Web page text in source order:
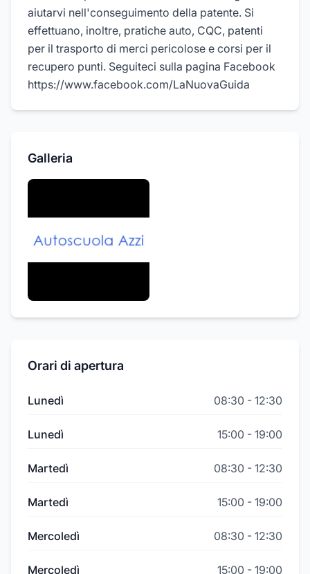
aiutarvi nell'conseguimento della patente. Si
effettuano, inoltre, pratiche auto, CQC, patenti
per il trasporto di merci pericolose e corsi per il
recupero punti. Seguiteci sulla pagina Facebook
https://www.facebook.com/LaNuovaGuida
Galleria
Orari di apertura
Lunedì 08:30 - 12:30
Lunedì 15:00 - 19:00
Martedì 08:30 - 12:30
Martedì 15:00 - 19:00
Mercoledì 08:30 - 12:30
Mercoledì 15:00 - 19:00